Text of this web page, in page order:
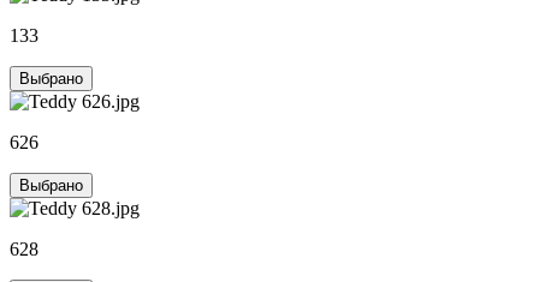
133
Выбрано
626
Выбрано
628